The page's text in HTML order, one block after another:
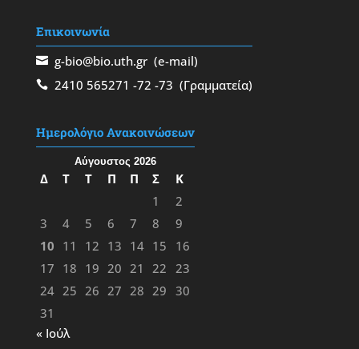
Επικοινωνία
g-bio@bio.uth.gr(e-mail)
2410 565271 -72 -73 (Γραμματεία)
Ημερολόγιο Ανακοινώσεων
Αύγουστος 2026
Δ Τ Τ Π Π Σ
Κ
1
2
3
4 5 6 7 8
9
10 11 12 13 14 15
16
17 18 19 20 21 22
23
24 25 26 27 28 29 30
31
« Ιούλ